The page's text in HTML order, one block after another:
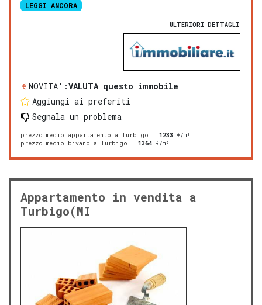
LEGGI ANCORA
ULTERIORI DETTAGLI
NOVITA':VALUTA questo immobile
Aggiungi ai preferiti
Segnala un problema
prezzo medio appartamento a Turbigo : 1233 €/m²
prezzo medio bivano a Turbigo : 1364 €/m²
Appartamento in vendita a
Turbigo(MI